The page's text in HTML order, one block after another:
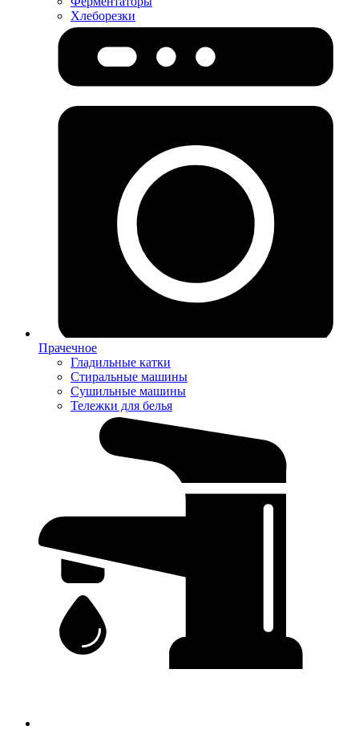
Хлеборезки
Прачечное
Гладильные катки
Стиральные машины
Сушильные машины
Тележки для белья